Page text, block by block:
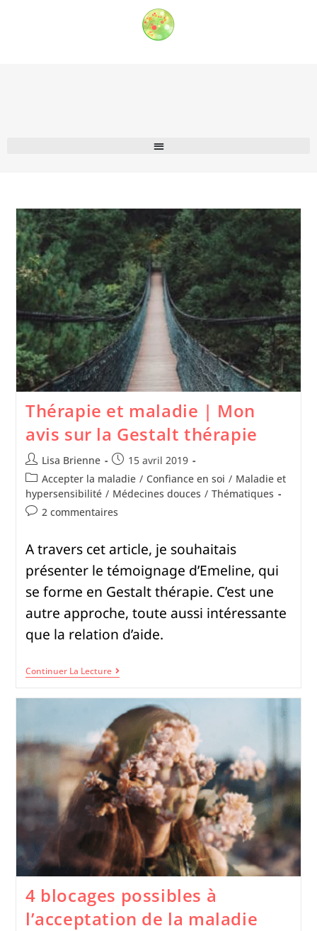
Thérapie et maladie | Mon
avis sur la Gestalt thérapie
Lisa Brienne
15 avril 2019
Accepter la maladie / Confiance en soi / Maladie et
hypersensibilité / Médecines douces / Thématiques
2 commentaires
A travers cet article, je souhaitais
présenter le témoignage d’Emeline, qui
se forme en Gestalt thérapie. C’est une
autre approche, toute aussi intéressante
que la relation d’aide.
Continuer La Lecture
4 blocages possibles à
l’acceptation de la maladie